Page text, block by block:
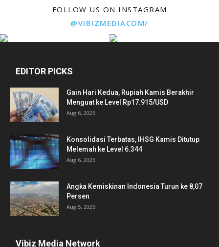
FOLLOW US ON INSTAGRAM
@VIBIZMEDIACOM/
EDITOR PICKS
Gain Hari Kedua, Rupiah Kamis Berakhir
Menguat ke Level Rp17.915/USD
Aug 6, 2026
Konsolidasi Terbatas, IHSG Kamis Ditutup
Melemah ke Level 6.344
Aug 6, 2026
Angka Kemiskinan Indonesia Turun ke 8,07
Persen
Aug 5, 2026
Vibiz Media Network